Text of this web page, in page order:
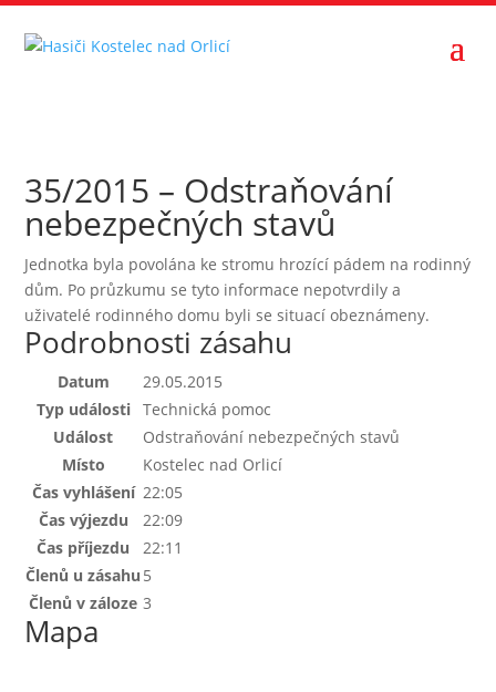
35/2015 – Odstraňování
nebezpečných stavů
Jednotka byla povolána ke stromu hrozící pádem na rodinný
dům. Po průzkumu se tyto informace nepotvrdily a
uživatelé rodinného domu byli se situací obeznámeny.
Podrobnosti zásahu
Datum
29.05.2015
Typ události
Technická pomoc
Událost
Odstraňování nebezpečných stavů
Místo
Kostelec nad Orlicí
Čas vyhlášení 22:05
Čas výjezdu
22:09
Čas příjezdu
22:11
Členů u zásahu 5
Členů v záloze 3
Mapa